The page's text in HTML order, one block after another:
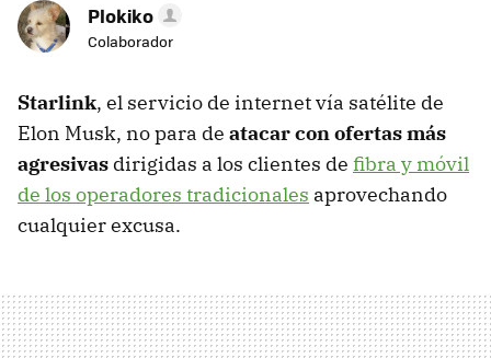
Plokiko
Colaborador
Starlink, el servicio de internet vía satélite de
Elon Musk, no para de atacar con ofertas más
agresivas dirigidas a los clientes de fibra y móvil
de los operadores tradicionales aprovechando
cualquier excusa.